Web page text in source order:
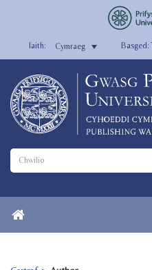
Cymraeg Basged: